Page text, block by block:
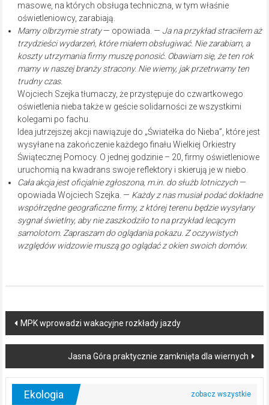
masowe, na których obsługa techniczna, w tym właśnie
oświetleniowcy, zarabiają.
Mamy olbrzymie straty— opowiada. — Ja na przykład straciłem aż
trzydzieści wydarzeń, które miałem obsługiwać. Nie zarabiam, a
koszty utrzymania firmy muszę ponosić. Obawiam się, że ten rok
mamy w naszej branży stracony. Nie wiemy, jak przetrwamy ten
trudny czas.
Wojciech Szejka tłumaczy, że przystępuje do czwartkowego
oświetlenia nieba także w geście solidarności ze wszystkimi
kolegami po fachu.
Idea jutrzejszej akcji nawiązuje do „Światełka do Nieba”, które jest
wysyłane na zakończenie każdego finału Wielkiej Orkiestry
Świątecznej Pomocy. O jednej godzinie – 20, firmy oświetleniowe
uruchomią na kwadrans swoje reflektory i skierują je w niebo.
Cała akcja jest oficjalnie zgłoszona, m.in. do służb lotniczych—
opowiada Wojciech Szejka. — Każdy z nas musiał podać dokładne
współrzędne geograficzne firmy, z której terenu będzie wysyłany
sygnał świetlny, aby nie zaszkodziło to na przykład lecącym
samolotom. Zapraszam do oglądania pokazu. Z oczywistych
względów widzowie muszą go oglądać z okien swoich domów.
Post
navigation
MPK wprowadzi wakacyjne rozkłady jazdy
Jasna Góra praktycznie zamknięta dla wiernych
Ekologia